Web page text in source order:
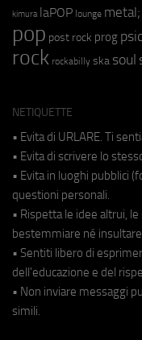
kimura laPOP lounge metal;
pop post rock prog
rock rockabilly ska soul
NETIQUETTE
• Evita di URLARE. Ti
• Evita di scrivere lo
• Evita in luoghi pubblici
questioni personali.
• Rispetta le idee altrui,
bestemmiare né
• Sentiti libero di
dell'educazione e del
• Non inviare messaggi
simili.